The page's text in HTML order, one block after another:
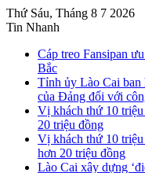
Thứ Sáu, Tháng 8 7 2026
Tin Nhanh
Cáp treo Fansipan
Bắc
Tỉnh ủy Lào Cai ban
của Đảng đối với
Vị khách thứ 10 triệu
20 triệu đồng
Vị khách thứ 10 triệu
hơn 20 triệu đồng
Lào Cai xây dựng